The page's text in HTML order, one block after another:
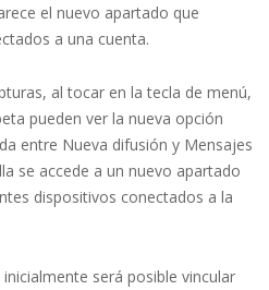
el nuevo apartado que
a una cuenta.
al tocar en la tecla de menú,
pueden ver la nueva opción
entre Nueva difusión y Mensajes
se accede a un nuevo apartado
dispositivos conectados a la
será posible vincular